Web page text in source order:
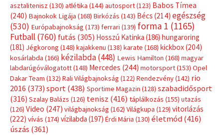
asztalitenisz (130) atlétika (144) autosport(123) Babos Tímea
(240) Bajnokok Ligája (168) Birkózás (143) Bécs (214) egészség
(530) Európabajnokság (173) ferrari (139) forma 1 (1165)
Futball (760) futás (305) Hosszú Katinka (186) hungaroring
(181) Jégkorong (148) kajakkenu (138) karate (168) kickbox(204)
kosárlabda (166) kézilabda(448) Lewis Hamilton (168) magyar
labdarúgóválogatott(148) Mercedes (244) motorsport(153) Opel
Dakar Team (132) Rali Világbajnokság (122) Rendezvény(142) rio
2016 (373) sport(438) Sportime Magazin (128) szabadidősport
(316) Szalay Balázs (126) tenisz (416) táplálkozás (155) utazás
(126) Video (247) világbajnokság (162) Világkupa (129) vitorlázás
(222) vívás (174) vízilabda (197) Érdi Mária (130) életmód(416)
úszás (361)